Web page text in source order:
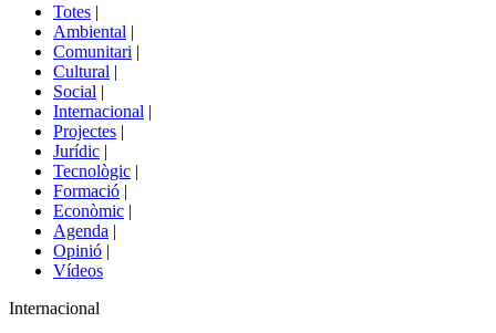
portals
Totes |
Ambiental |
Comunitari |
Cultural |
Social |
Internacional |
Projectes |
Jurídic |
Tecnològic |
Formació |
Econòmic |
Agenda |
Opinió |
Vídeos
Àmbit
Internacional